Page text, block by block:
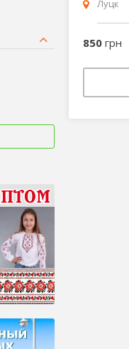
Луцк
850 грн